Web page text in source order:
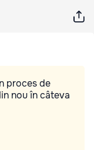
proces de
nou în câteva